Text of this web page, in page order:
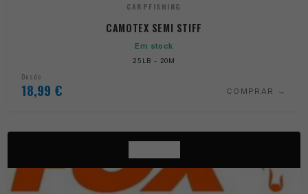
CARPFISHING
CAMOTEX SEMI STIFF
Em stock
25LB - 20M
Desde
18,99 € COMPRAR